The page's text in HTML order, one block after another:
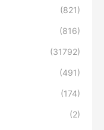
(821)
(816)
(31792)
(491)
(174)
(2)